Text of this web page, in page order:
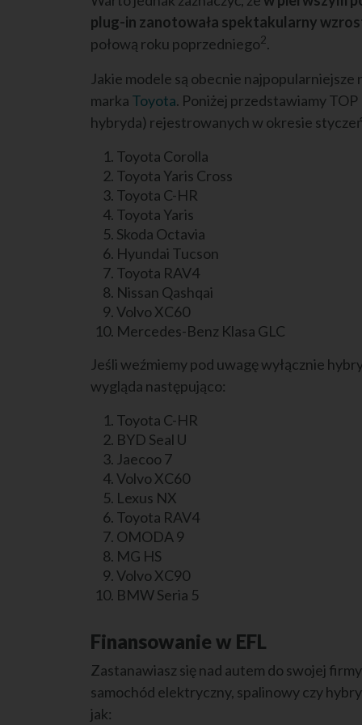
plug-in zanotowała spektakularny
połową roku poprzedniego2.
Jakie modele są obecnie najpopularniejsze
marka Toyota. Poniżej przedstawiamy
hybryda) rejestrowanych w okresie
Toyota Corolla
Toyota Yaris Cross
Toyota C-HR
Toyota Yaris
Skoda Octavia
Hyundai Tucson
Toyota RAV4
Nissan Qashqai
Volvo XC60
Mercedes-Benz Klasa GLC
Jeśli weźmiemy pod uwagę wyłącznie
wygląda następująco:
Toyota C-HR
BYD Seal U
Jaecoo 7
Volvo XC60
Lexus NX
Toyota RAV4
OMODA 9
MG HS
Volvo XC90
BMW Seria 5
Finansowanie w EFL
Zastanawiasz się nad autem do swojej
samochód elektryczny, spalinowy czy
jak: